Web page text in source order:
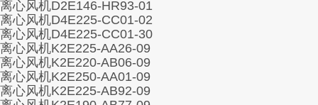
离心风机D2E146-HR93-01
离心风机D4E225-CC01-02
离心风机D4E225-CC01-30
离心风机K2E225-AA26-09
离心风机K2E220-AB06-09
离心风机K2E250-AA01-09
离心风机K2E225-AB92-09